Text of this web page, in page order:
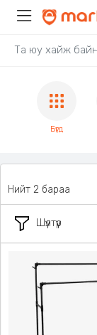
Бүгд
Шүүлтүүр
Нийт 2 бараа